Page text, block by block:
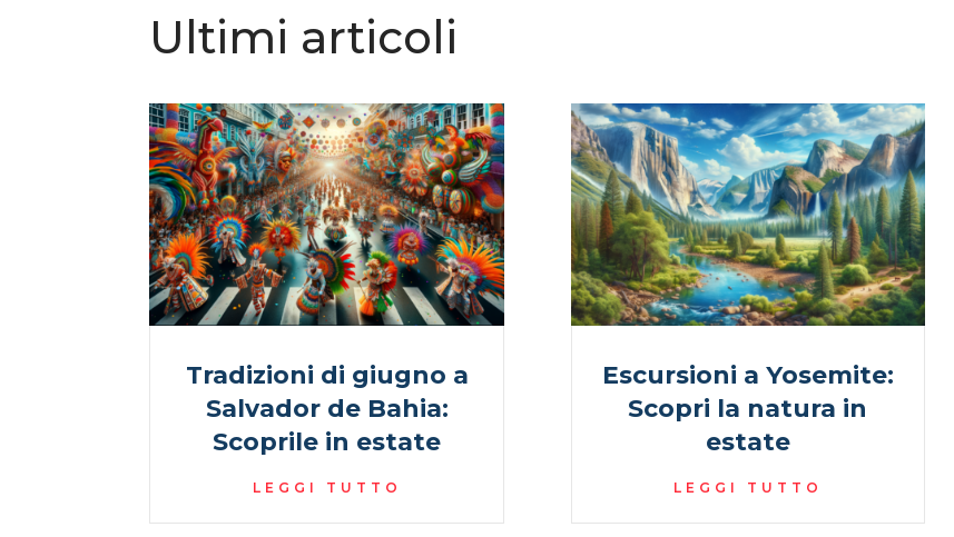
Ultimi articoli
Tradizioni di giugno a
Salvador de Bahia:
Scoprile in estate
LEGGI TUTTO
Escursioni a Yosemite:
Scopri la natura in
estate
LEGGI TUTTO